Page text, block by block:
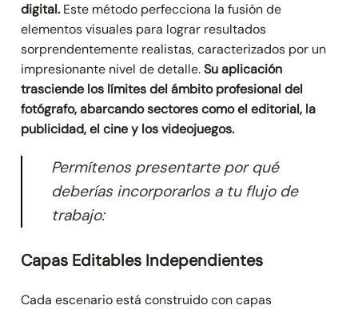
digital. Este método perfecciona la fusión de
elementos visuales para lograr resultados
sorprendentemente realistas, caracterizados por un
impresionante nivel de detalle.Su aplicación
trasciende los límites del ámbito profesional del
fotógrafo, abarcando sectores como el editorial, la
publicidad, el cine y los videojuegos.
Permítenos presentarte por qué
deberías incorporarlos a tu flujo de
trabajo:
Capas Editables Independientes
Cada escenario está construido con capas